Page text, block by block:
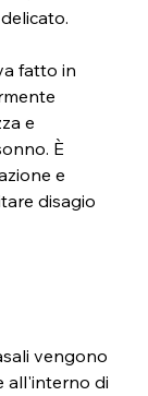
fatto in
e
È
e
disagio
vengono
all'interno di